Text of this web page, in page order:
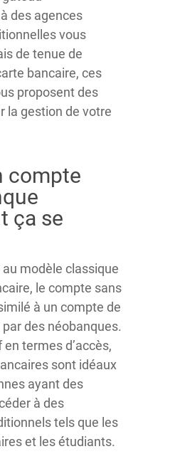
des agences
vous
de tenue de
bancaire, ces
proposent des
la gestion de votre
compte
ça se
modèle classique
le compte sans
à un compte de
des néobanques.
termes d’accès,
sont idéaux
ayant des
à des
tels que les
et les étudiants.